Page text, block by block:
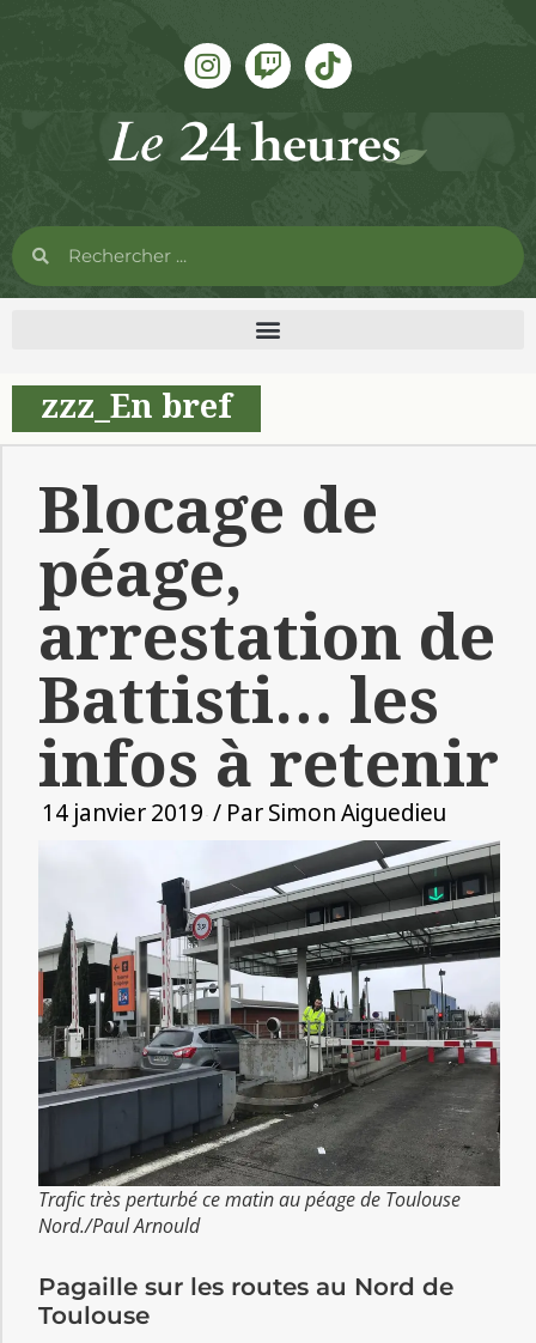
zzz_En bref
Blocage de
péage,
arrestation de
Battisti… les
infos à retenir
14 janvier 2019 / ParSimon Aiguedieu
Trafic très perturbé ce matin au péage de Toulouse
Nord./Paul Arnould
Pagaille sur les routes au Nord de
Toulouse